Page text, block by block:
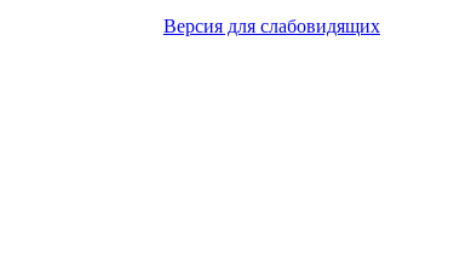
Версия для слабовидящих